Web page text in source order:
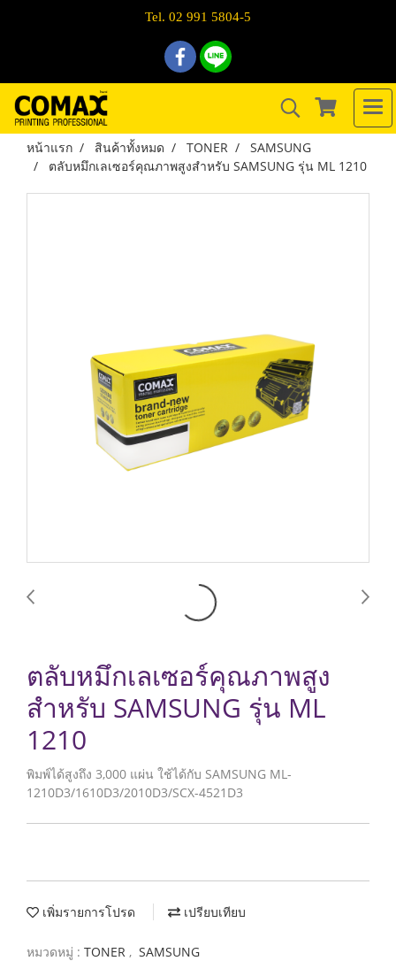
Tel. 02 991 5804-5
หน้าแรก สินค้าทั้งหมด TONER
SAMSUNG
ตลับหมึกเลเซอร์คุณภาพสูงสำหรับ SAMSUNG รุ่น ML 1210
ตลับหมึกเลเซอร์คุณภาพสูง
สำหรับ SAMSUNG รุ่น ML
1210
พิมพ์ได้สูงถึง 3,000 แผ่น ใช้ได้กับ SAMSUNG ML-
1210D3/1610D3/2010D3/SCX-4521D3
เพิ่มรายการโปรด เปรียบเทียบ
หมวดหมู่ : TONER , SAMSUNG